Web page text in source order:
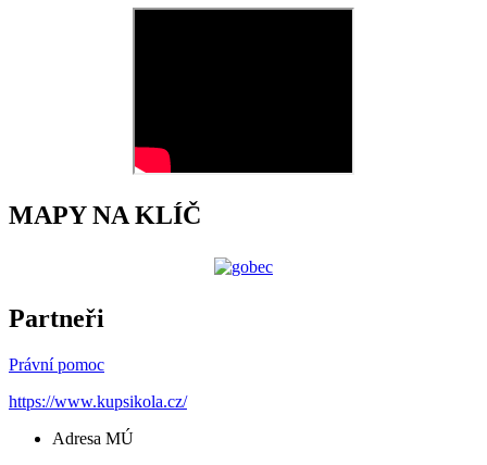
MAPY NA KLÍČ
Partneři
Právní pomoc
https://www.kupsikola.cz/
Adresa MÚ